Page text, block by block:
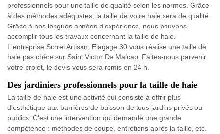
professionnels pour une taille de qualité selon les normes. Grâce
à des méthodes adéquates, la taille de votre haie sera de qualité.
Grâce à nos longues années d’expérience, nous pouvons
accomplir tous les travaux concernant la taille de haie.
L'entreprise Sorrel Artisan; Elagage 30 vous réalise une taille de
haie pas chère sur Saint Victor De Malcap. Faites-nous parvenir
votre projet, le devis vous sera remis en 24 h.
Des jardiniers professionnels pour la taille de haie
La taille de haie est une activité qui consiste à offrir plus
d'esthétique aux barrières de buisson de tous jardins privés ou
publics. C'est une intervention qui demande une grande
compétence : méthodes de coupe, entretiens après la taille, etc.